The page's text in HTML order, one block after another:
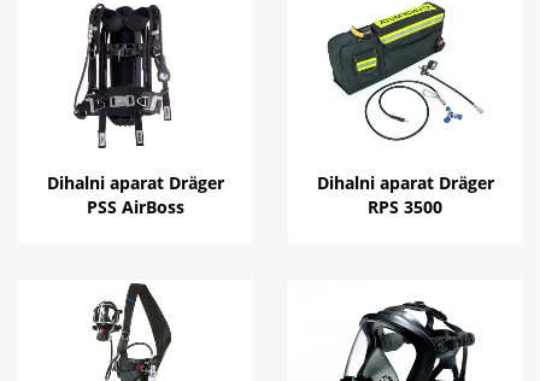
Dihalni aparat Dräger
PSS AirBoss
Dihalni aparat Dräger
RPS 3500